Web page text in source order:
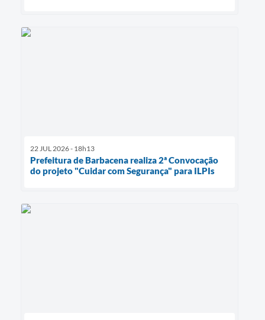
22 JUL 2026 - 18h13
Prefeitura de Barbacena realiza 2ª Convocação
do projeto "Cuidar com Segurança" para ILPIs